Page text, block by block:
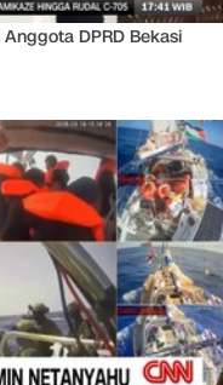
DPRD Bekasi